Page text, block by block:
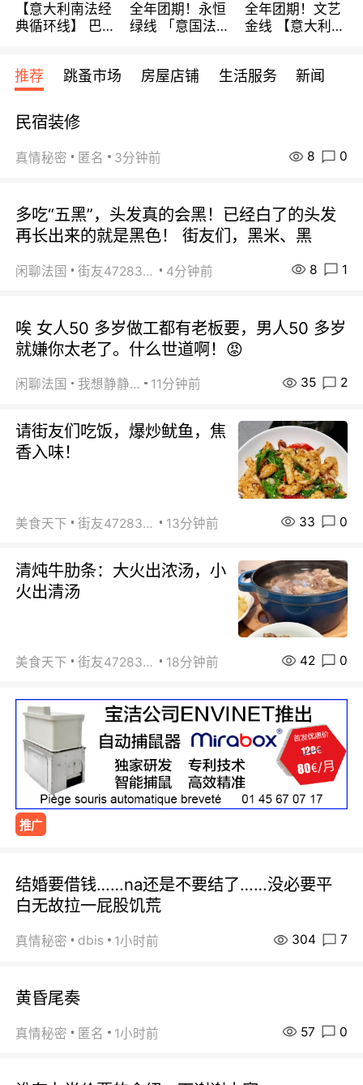
【意大利南法经
典循环线】 巴黎
宾馆 108欧/天起
全程756欧/位
全年团期！永恒
绿线 「意国法
欧/天起 ~包拼房
全年团期！文艺
金线 【意大利一
每周铁发！
推荐 跳蚤市场 房屋店铺 生活服务 新闻
民宿装修
真情秘密 匿名 3分钟前 8 0
多吃“五黑”，头发真的会黑！已经白了的头发
再长出来的就是黑色！ 街友们，黑米、黑
闲聊法国 街友472838572 4分钟前 8 1
唉 女人50 多岁做工都有老板要，男人50 多岁
就嫌你太老了。什么世道啊！😡
闲聊法国 我想静静… 11分钟前 35 2
请街友们吃饭，爆炒鱿鱼，焦
香入味！
美食天下 街友472838572 13分钟前 33 0
清炖牛肋条：大火出浓汤，小
火出清汤
美食天下 街友472838572 18分钟前 42 0
推广
结婚要借钱……na还是不要结了……没必要平
白无故拉一屁股饥荒
真情秘密 dbis 1小时前 304 7
黄昏尾奏
真情秘密 匿名 1小时前 57 0